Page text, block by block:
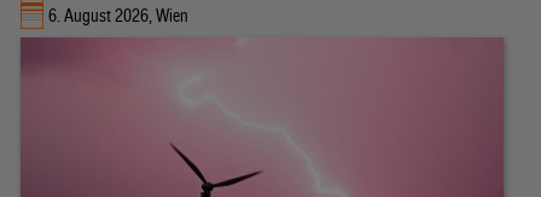
6. August 2026, Wien